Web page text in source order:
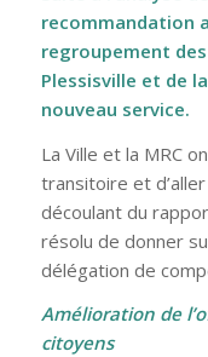
recommandation
regroupement
Plessisville et de
nouveau service.
La Ville et la MRC
transitoire et
découlant du
résolu de donner
délégation de
Amélioration de
citoyens